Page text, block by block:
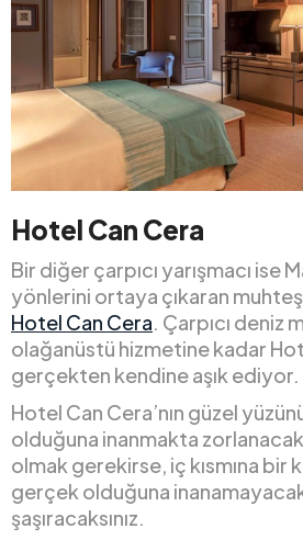
Hotel Can Cera
Bir diğer çarpıcı yarışmacı ise
yönlerini ortaya çıkaran
Hotel Can Cera. Çarpıcı deniz
olağanüstü hizmetine kadar
gerçekten kendine aşık ediyor.
Hotel Can Cera’nın güzel
olduğuna inanmakta
olmak gerekirse, iç kısmına bir
gerçek olduğuna
şaşıracaksınız.